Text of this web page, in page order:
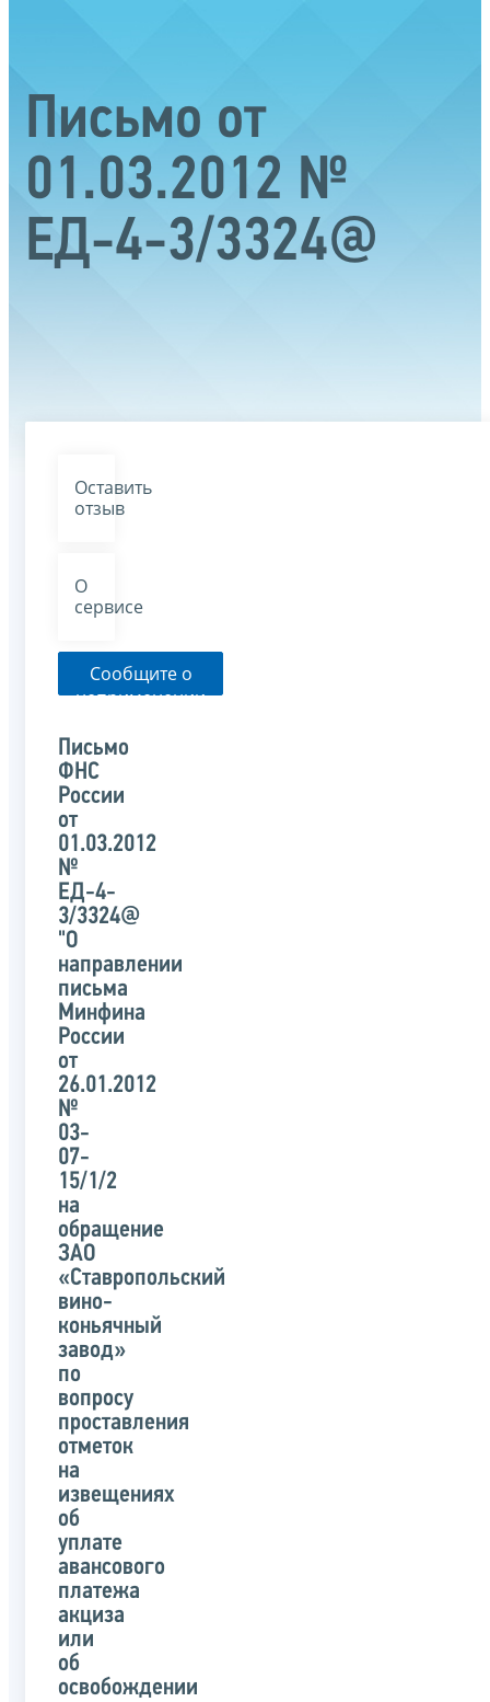
Письмо от
01.03.2012 №
ЕД-4-3/3324@
Оставить
отзыв
О
сервисе
Сообщите о
неприменении
органом
указанного
письма
Письмо
ФНС
России
от
01.03.2012
№
ЕД-4-
3/3324@
"О
направлении
письма
Минфина
России
от
26.01.2012
№
03-
07-
15/1/2
на
обращение
ЗАО
«Ставропольский
вино-
коньячный
завод»
по
вопросу
проставления
отметок
на
извещениях
об
уплате
авансового
платежа
акциза
или
об
освобождении